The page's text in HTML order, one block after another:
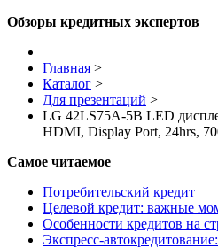
Обзоры кредитных экспертов
Главная >
Каталог >
Для презентаций >
LG 42LS75A-5B LED
HDMI, Display Port, 24hrs,
Самое читаемое
Потребительский кредит
Целевой кредит: важные
Особенности кредитов на
Экспресс-